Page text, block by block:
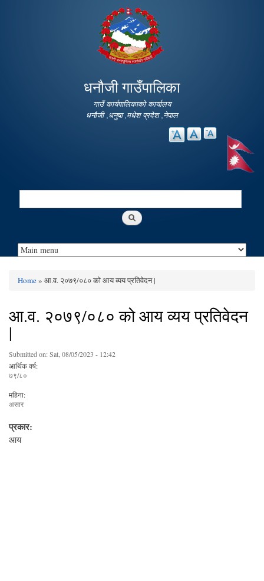
main
content
धनौजी गाउँपालिका
गाउँ कार्यपालिकाको कार्यालय
धनौजी ,धनुषा ,मधेश प्रदेश ,नेपाल
Search
Home» आ.व. २०७९/०८० को आय व्यय प्रतिवेदन |
आ.व. २०७९/०८० को आय व्यय प्रतिवेदन
|
Submitted on:Sat, 08/05/2023 - 12:42
आर्थिक वर्ष:
७९/८०
महिना:
असार
प्रकार:
आय